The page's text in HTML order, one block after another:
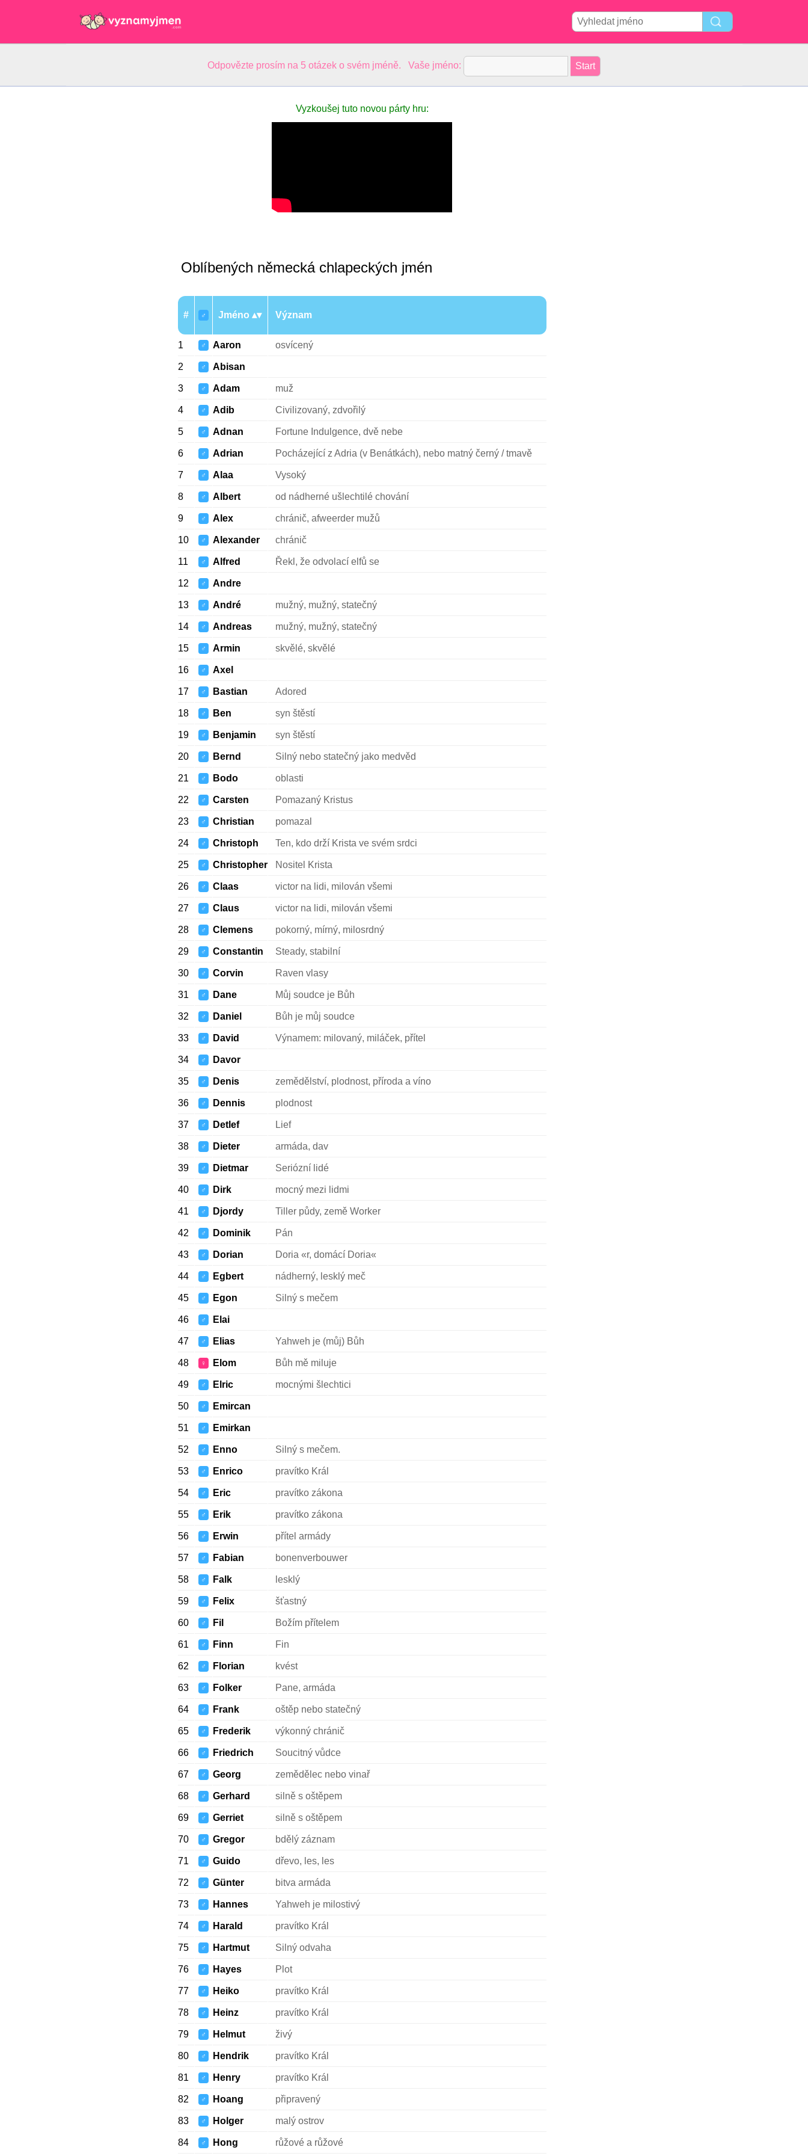
Odpovězte prosím na 5 otázek o svém jméně. Vaše jméno:
Vyzkoušej tuto novou párty hru:
Oblíbených německá chlapeckých jmén
# ♂ Jméno Význam
1 ♂ Aaron osvícený
2 ♂ Abisan
3 ♂ Adam muž
4 ♂ Adib Civilizovaný, zdvořilý
5 ♂ Adnan Fortune Indulgence, dvě nebe
6 ♂ Adrian Pocházející z Adria (v Benátkách), nebo matný černý / tmavě
7 ♂ Alaa Vysoký
8 ♂ Albert od nádherné ušlechtilé chování
9 ♂ Alex chránič, afweerder mužů
10 ♂ Alexander chránič
11 ♂ Alfred Řekl, že odvolací elfů se
12 ♂ Andre
13 ♂ André mužný, mužný, statečný
14 ♂ Andreas mužný, mužný, statečný
15 ♂ Armin skvělé, skvělé
16 ♂ Axel
17 ♂ Bastian Adored
18 ♂ Ben syn štěstí
19 ♂ Benjamin syn štěstí
20 ♂ Bernd Silný nebo statečný jako medvěd
21 ♂ Bodo oblasti
22 ♂ Carsten Pomazaný Kristus
23 ♂ Christian pomazal
24 ♂ Christoph Ten, kdo drží Krista ve svém srdci
25 ♂ Christopher Nositel Krista
26 ♂ Claas victor na lidi, milován všemi
27 ♂ Claus victor na lidi, milován všemi
28 ♂ Clemens pokorný, mírný, milosrdný
29 ♂ Constantin Steady, stabilní
30 ♂ Corvin Raven vlasy
31 ♂ Dane Můj soudce je Bůh
32 ♂ Daniel Bůh je můj soudce
33 ♂ David Výnamem: milovaný, miláček, přítel
34 ♂ Davor
35 ♂ Denis zemědělství, plodnost, příroda a víno
36 ♂ Dennis plodnost
37 ♂ Detlef Lief
38 ♂ Dieter armáda, dav
39 ♂ Dietmar Seriózní lidé
40 ♂ Dirk mocný mezi lidmi
41 ♂ Djordy Tiller půdy, země Worker
42 ♂ Dominik Pán
43 ♂ Dorian Doria «r, domácí Doria«
44 ♂ Egbert nádherný, lesklý meč
45 ♂ Egon Silný s mečem
46 ♂ Elai
47 ♂ Elias Yahweh je (můj) Bůh
48 ♀ Elom Bůh mě miluje
49 ♂ Elric mocnými šlechtici
50 ♂ Emircan
51 ♂ Emirkan
52 ♂ Enno Silný s mečem.
53 ♂ Enrico pravítko Král
54 ♂ Eric pravítko zákona
55 ♂ Erik pravítko zákona
56 ♂ Erwin přítel armády
57 ♂ Fabian bonenverbouwer
58 ♂ Falk lesklý
59 ♂ Felix šťastný
60 ♂ Fil Božím přítelem
61 ♂ Finn Fin
62 ♂ Florian kvést
63 ♂ Folker Pane, armáda
64 ♂ Frank oštěp nebo statečný
65 ♂ Frederik výkonný chránič
66 ♂ Friedrich Soucitný vůdce
67 ♂ Georg zemědělec nebo vinař
68 ♂ Gerhard silně s oštěpem
69 ♂ Gerriet silně s oštěpem
70 ♂ Gregor bdělý záznam
71 ♂ Guido dřevo, les, les
72 ♂ Günter bitva armáda
73 ♂ Hannes Yahweh je milostivý
74 ♂ Harald pravítko Král
75 ♂ Hartmut Silný odvaha
76 ♂ Hayes Plot
77 ♂ Heiko pravítko Král
78 ♂ Heinz pravítko Král
79 ♂ Helmut živý
80 ♂ Hendrik pravítko Král
81 ♂ Henry pravítko Král
82 ♂ Hoang připravený
83 ♂ Holger malý ostrov
84 ♂ Hong růžové a růžové